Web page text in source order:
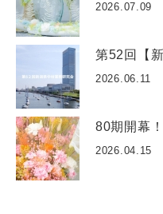
2026.07.09
第52回【
2026.06.11
80期開幕
2026.04.15